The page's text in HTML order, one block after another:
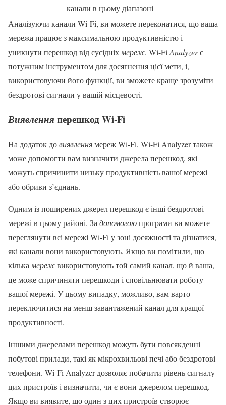
канали в цьому діапазоні
Аналізуючи канали Wi-Fi, ви можете переконатися, що ваша
мережа працює з максимальною продуктивністю і
уникнути перешкод від сусідніхмереж. Wi-FiAnalyzerє
потужним інструментом для досягнення цієї мети, і,
використовуючи його функції, ви зможете краще зрозуміти
бездротові сигнали у вашій місцевості.
Виявлення перешкод Wi-Fi
На додаток довиявленнямереж Wi-Fi, Wi-Fi Analyzer також
може допомогти вам визначити джерела перешкод, які
можуть спричинити низьку продуктивність вашої мережі
або обриви з’єднань.
Одним із поширених джерел перешкод є інші бездротові
мережі в цьому районі. За допомогоюпрограми ви можете
переглянути всі мережі Wi-Fi у зоні досяжності та дізнатися,
які канали вони використовують. Якщо ви помітили, що
кілька мережвикористовують той самий канал, що й ваша,
це може спричиняти перешкоди і сповільнювати роботу
вашої мережі. У цьому випадку, можливо, вам варто
переключитися на менш завантажений канал для кращої
продуктивності.
Іншими джерелами перешкод можуть бути повсякденні
побутові прилади, такі як мікрохвильові печі або бездротові
телефони. Wi-Fi Analyzer дозволяє побачити рівень сигналу
цих пристроїв і визначити, чи є вони джерелом перешкод.
Якщо ви виявите, що один з цих пристроїв створює